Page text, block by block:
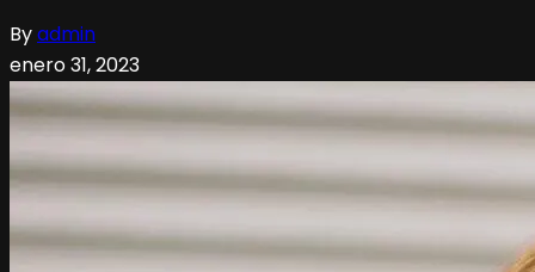
Byadmin
enero 31, 2023